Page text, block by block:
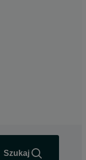
Szukaj